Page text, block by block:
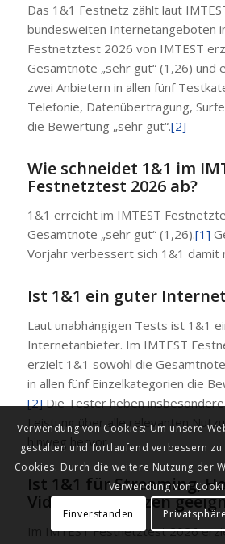
Das 1&1 Festnetz zählt laut
bundesweiten Internetangeboten
Festnetztest 2026 von IMTEST
Gesamtnote „sehr gut“ (1,26) und
zwei Anbietern in allen fünf
Telefonie, Datenübertragung,
die Bewertung „sehr gut“.[2]
Wie schneidet 1&1 im
Festnetztest 2026 ab?
1&1 erreicht im IMTEST
Gesamtnote „sehr gut“ (1,26).[1]
Vorjahr verbessert sich 1&1 damit
Ist 1&1 ein guter
Laut unabhängigen Tests ist 1&1
Internetanbieter. Im IMTEST
erzielt 1&1 sowohl die Gesamtnote
in allen fünf Einzelkategorien die
[2]Die Tester heben
Leistung über alle relevanten
hinweg hervor.
Ist 1&1 für Streaming,
Videokonferenzen
Im IMTEST Festnetztest 2026
Verwendung von Cookies: Um unsere
gestalten und fortlaufend verbessern
Cookies. Durch die weitere Nutzung der
Verwendung von
Einverstanden